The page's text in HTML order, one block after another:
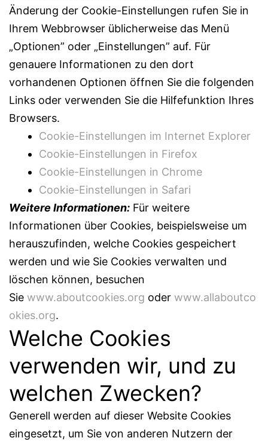
Änderung der Cookie-Einstellungen rufen Sie in
Ihrem Webbrowser üblicherweise das Menü
„Optionen” oder „Einstellungen” auf. Für
genauere Informationen zu den dort
vorhandenen Optionen öffnen Sie die folgenden
Links oder verwenden Sie die Hilfefunktion Ihres
Browsers.
Cookie-Einstellungen im Internet Explorer
Cookie-Einstellungen in Firefox
Cookie-Einstellungen in Chrome
Cookie-Einstellungen in Safari
Weitere Informationen: Für weitere
Informationen über Cookies, beispielsweise um
herauszufinden, welche Cookies gespeichert
werden und wie Sie Cookies verwalten und
löschen können, besuchen
Sie www.aboutcookies.org oder www.allaboutco
okies.org.
Welche Cookies
verwenden wir, und zu
welchen Zwecken?
Generell werden auf dieser Website Cookies
eingesetzt, um Sie von anderen Nutzern der